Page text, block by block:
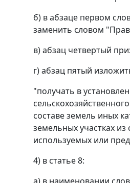
б) в абзаце первом
заменить словом
в) абзац четвертый
г) абзац пятый
"получать в
составе земель иных
земельных участках из
используемых или
4) в статье 8: